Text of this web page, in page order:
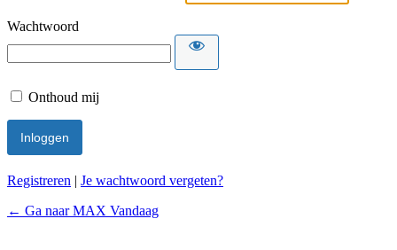
Wachtwoord
Onthoud mij
Registreren | Je wachtwoord vergeten?
← Ga naar MAX Vandaag